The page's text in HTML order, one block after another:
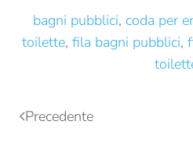
bagni pubblici, coda per
toilette, fila bagni pubblici,
Precedente